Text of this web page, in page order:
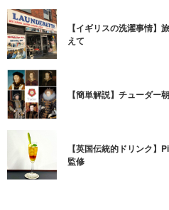
【イギリスの洗濯事情】
えて
【簡単解説】チューダー
【英国伝統的ドリンク】
監修